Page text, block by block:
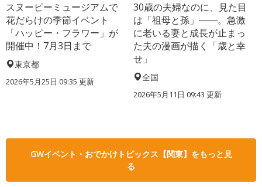
スヌーピーミュージアムで
花だらけの季節イベント
「ハッピー・フラワー」が
開催中！7月3日まで
東京都
2026年5月25日 09:35 更新
30歳の夫婦なのに、見た目
は「祖母と孫」――。急激
に老いる妻と成長が止まっ
た夫の漫画が描く「歳と幸
せ」
全国
2026年5月11日 09:43 更新
GWイベント・おでかけトピックス【関東】をもっと見
る